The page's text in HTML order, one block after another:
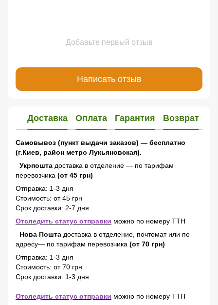
Добавьте первый отзыв
Написать отзыв
Доставка Оплата Гарантия Возврат
Самовывоз (пункт выдачи заказов) — бесплатно
(г.Киев, район метро Лукьяновская).
Укрпошта доставка в отделение — по тарифам
перевозчика (от 45 грн)
Отправка: 1-3 дня
Стоимость: от 45 грн
Срок доставки: 2-7 дня
Отследить статус отправки можно по номеру ТТН
Нова Пошта доставка в отделение, почтомат или по
адресу— по тарифам перевозчика (от 70 грн)
Отправка: 1-3 дня
Стоимость: от 70 грн
Срок доставки: 1-3 дня
Отследить статус отправки можно по номеру ТТН